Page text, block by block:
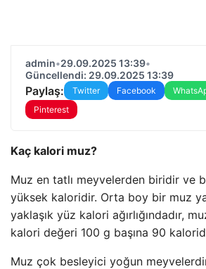
admin•29.09.2025 13:39•
Güncellendi: 29.09.2025 13:39
Paylaş: Twitter Facebook
Pinterest
Kaç kalori muz?
Muz en tatlı meyvelerden biridir ve
yüksek kaloridir. Orta boy bir muz
yaklaşık yüz kalori ağırlığındadır,
kalori değeri 100 g başına 90
Muz çok besleyici yoğun